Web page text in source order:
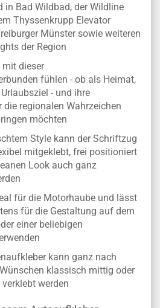
in Bad Wildbad, der Wildline
Thyssenkrupp Elevator
Münster sowie weiteren
der Region
mit dieser
fühlen - ob als Heimat,
- und ihre
die regionalen Wahrzeichen
möchten
Style kann der Schriftzug
mitgeklebt, frei positioniert
Look auch ganz
für die Motorhaube und lässt
für die Gestaltung auf dem
einer beliebigen
kann ganz nach
klassisch mittig oder
werden